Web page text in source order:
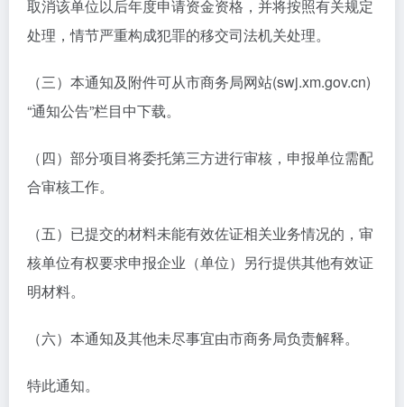
取消该单位以后年度申请资金资格，并将按照有关规定
处理，情节严重构成犯罪的移交司法机关处理。
（三）本通知及附件可从市商务局网站(swj.xm.gov.cn)
“通知公告”栏目中下载。
（四）部分项目将委托第三方进行审核，申报单位需配
合审核工作。
（五）已提交的材料未能有效佐证相关业务情况的，审
核单位有权要求申报企业（单位）另行提供其他有效证
明材料。
（六）本通知及其他未尽事宜由市商务局负责解释。
特此通知。